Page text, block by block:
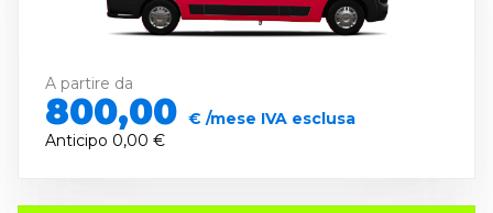
A partire da
800,00 € /mese IVA esclusa
Anticipo 0,00 €